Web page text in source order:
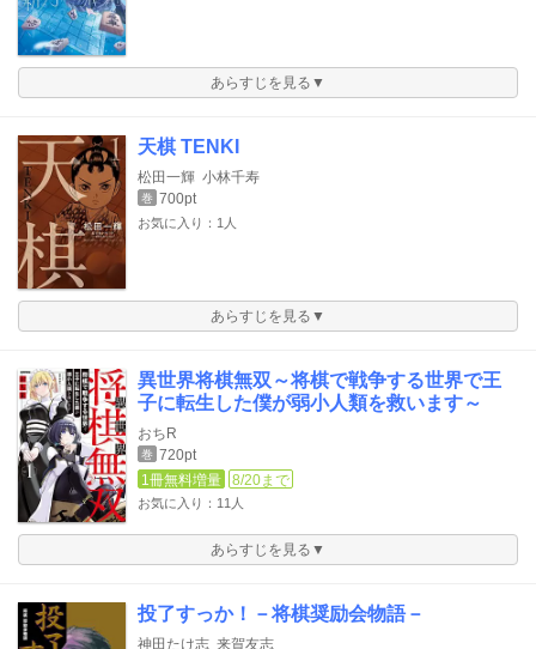
あらすじを見る▼
天棋 TENKI
松田一輝 小林千寿
巻 700pt
お気に入り：1人
あらすじを見る▼
異世界将棋無双～将棋で戦争する世界で王
子に転生した僕が弱小人類を救います～
おちR
巻 720pt
1冊無料増量
8/20まで
お気に入り：11人
あらすじを見る▼
投了すっか！－将棋奨励会物語－
神田たけ志 来賀友志